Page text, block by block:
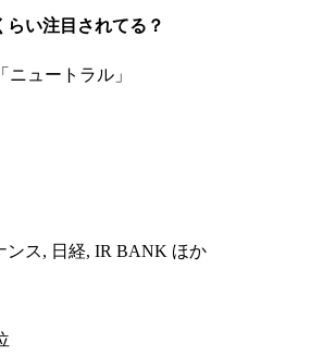
らい注目されてる？
ニュートラル 」
ンス, 日経, IR BANK ほか